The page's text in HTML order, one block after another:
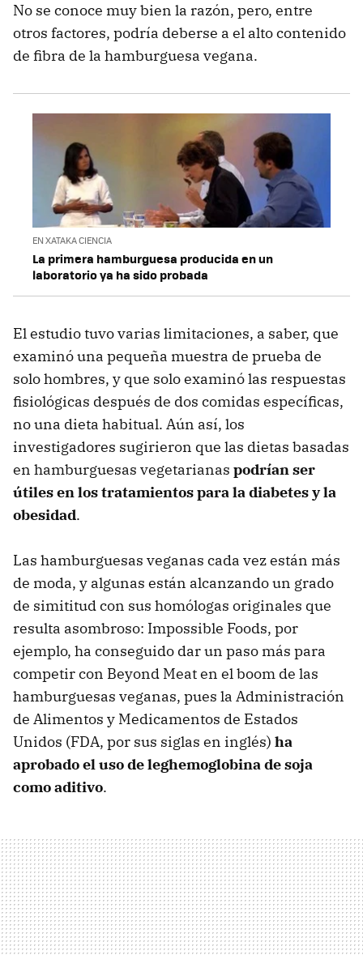
No se conoce muy bien la razón, pero, entre
otros factores, podría deberse a el alto contenido
de fibra de la hamburguesa vegana.
EN XATAKA CIENCIA
La primera hamburguesa producida en un
laboratorio ya ha sido probada
El estudio tuvo varias limitaciones, a saber, que
examinó una pequeña muestra de prueba de
solo hombres, y que solo examinó las respuestas
fisiológicas después de dos comidas específicas,
no una dieta habitual. Aún así, los
investigadores sugirieron que las dietas basadas
en hamburguesas vegetarianas podrían ser
útiles en los tratamientos para la diabetes y la
obesidad.
Las hamburguesas veganas cada vez están más
de moda, y algunas están alcanzando un grado
de simititud con sus homólogas originales que
resulta asombroso: Impossible Foods, por
ejemplo, ha conseguido dar un paso más para
competir con Beyond Meat en el boom de las
hamburguesas veganas, pues la Administración
de Alimentos y Medicamentos de Estados
Unidos (FDA, por sus siglas en inglés) ha
aprobado el uso de leghemoglobina de soja
como aditivo.